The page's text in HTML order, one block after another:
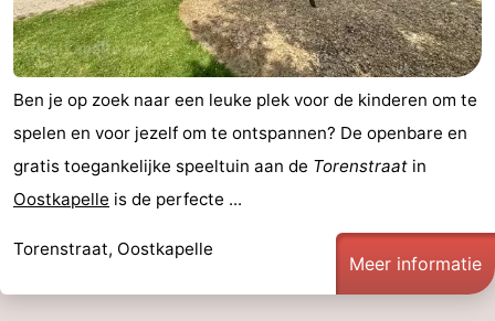
Ben je op zoek naar een leuke plek voor de kinderen om te
spelen en voor jezelf om te ontspannen? De openbare en
gratis toegankelijke speeltuin aan de Torenstraat in
Oostkapelle is de perfecte ...
Torenstraat, Oostkapelle
Meer informatie